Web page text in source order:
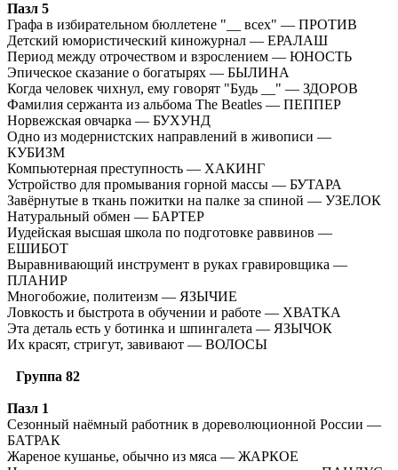
Пазл 5
Графа в избирательном бюллетене "__ всех" — ПРОТИВ
Детский юмористический киножурнал — ЕРАЛАШ
Период между отрочеством и взрослением — ЮНОСТЬ
Эпическое сказание о богатырях — БЫЛИНА
Когда человек чихнул, ему говорят "Будь __" — ЗДОРОВ
Фамилия сержанта из альбома The Beatles — ПЕППЕР
Норвежская овчарка — БУХУНД
Одно из модернистских направлений в живописи —
КУБИЗМ
Компьютерная преступность — ХАКИНГ
Устройство для промывания горной массы — БУТАРА
Завёрнутые в ткань пожитки на палке за спиной — УЗЕЛОК
Натуральный обмен — БАРТЕР
Иудейская высшая школа по подготовке раввинов —
ЕШИБОТ
Выравнивающий инструмент в руках гравировщика —
ПЛАНИР
Многобожие, политеизм — ЯЗЫЧИЕ
Ловкость и быстрота в обучении и работе — ХВАТКА
Эта деталь есть у ботинка и шпингалета — ЯЗЫЧОК
Их красят, стригут, завивают — ВОЛОСЫ
Группа 82
Пазл 1
Сезонный наёмный работник в дореволюционной России —
БАТРАК
Жареное кушанье, обычно из мяса — ЖАРКОЕ